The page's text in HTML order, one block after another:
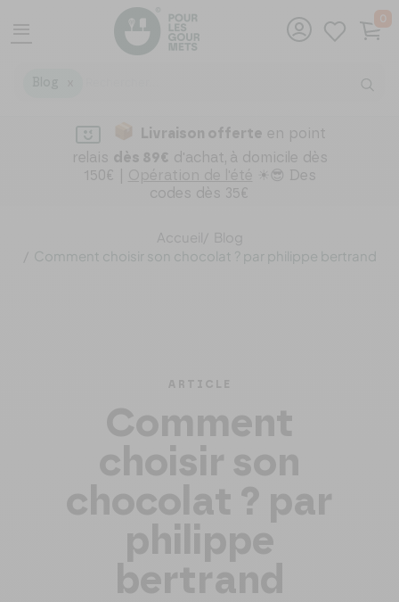
menu
0
Livraison offerte en point
relais dès 89€ d'achat, à domicile dès
150€ |
☀😎 Des
codes dès 35€
Accueil
Blog
Comment choisir son chocolat ? par philippe bertrand
ARTICLE
Comment
choisir son
chocolat ? par
philippe
bertrand